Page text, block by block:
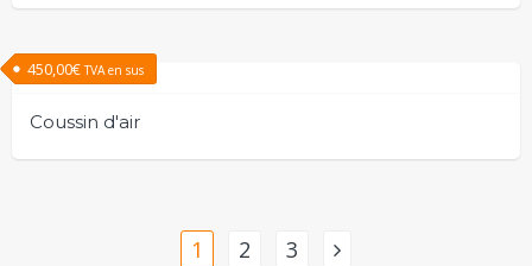
Coussin d'air
450,00€ TVA en sus
1 2 3